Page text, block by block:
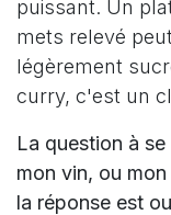
puissant. Un
mets relevé
légèrement
curry, c'est un
La question à
mon vin, ou
la réponse est